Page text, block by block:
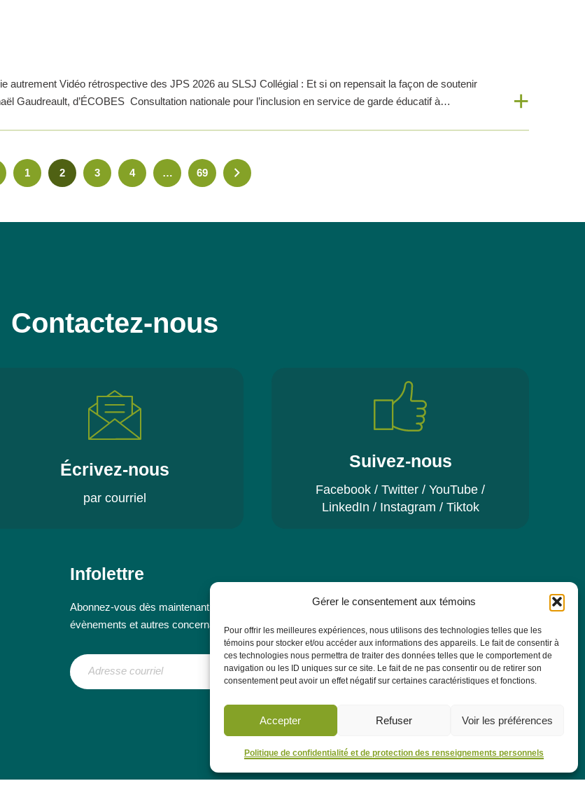
Gérer le consentement aux témoins
Pour offrir les meilleures expériences, nous utilisons des technologies telles que les
témoins pour stocker et/ou accéder aux informations des appareils. Le fait de consentir à
ces technologies nous permettra de traiter des données telles que le comportement de
navigation ou les ID uniques sur ce site. Le fait de ne pas consentir ou de retirer son
consentement peut avoir un effet négatif sur certaines caractéristiques et fonctions.
Accepter Refuser Voir les préférences
Politique de confidentialité et de protection des renseignements personnels
autrement Vidéo rétrospective des JPS 2026 au SLSJ Collégial : Et si on repensait la façon de soutenir
Gaudreault, d’ÉCOBES Consultation nationale pour l’inclusion en service de garde éducatif à…
1 2 3 4 … 69
Contactez-nous
Écrivez-nous
par courriel
Suivez-nous
Facebook / Twitter / YouTube /
LinkedIn / Instagram / Tiktok
Infolettre
Abonnez-vous dès maintenant à notre infolettre pour recevoir toutes les actualités, les
évènements et autres concernant le CRÉPAS.
M'abonner